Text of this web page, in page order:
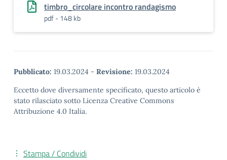
timbro_circolare incontro randagismo
pdf - 148 kb
Pubblicato: 19.03.2024 - Revisione: 19.03.2024
Eccetto dove diversamente specificato, questo articolo è
stato rilasciato sotto Licenza Creative Commons
Attribuzione 4.0 Italia.
Stampa / Condividi